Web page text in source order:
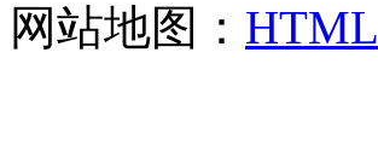
网站地图： HTML